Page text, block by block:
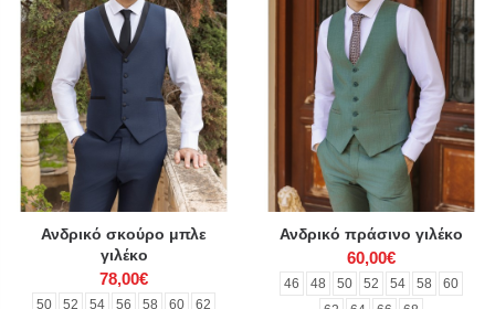
Ανδρικό σκούρο μπλε
γιλέκο
78,00€
50 52 54 56 58 60 62
Ανδρικό πράσινο γιλέκο
60,00€
46 48 50 52 54 58
60